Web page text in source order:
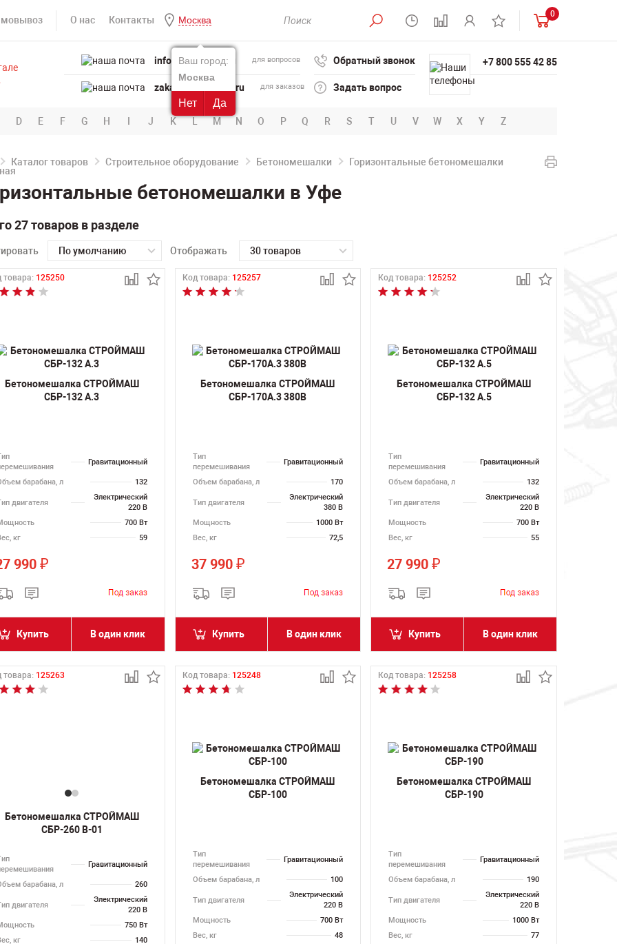
О нас Контакты Москва
Ваш город:
Москва
Нет Да
0
info@powertool.ru для вопросов
zakaz@powertool.ru для заказов
Обратный звонок
Задать вопрос
+7 800 555 42 85
D E F G H I J K L M N O P Q R S T U V W X Y Z
Каталог товаров Строительное оборудование Бетономешалки Горизонтальные бетономешалки
бетономешалки в Уфе
27 товаров в разделе
По умолчанию Отображать 30 товаров
товара: 125250
Бетономешалка СТРОЙМАШ
СБР-132 А.3
Гравитационный
барабана, л 132
двигателя
Электрический
220 В
700 Вт
кг
59
990 ₽
Купить В один клик
Код товара: 125257
Бетономешалка СТРОЙМАШ
СБР-170А.3 380В
Тип
перемешивания
Гравитационный
Объем барабана, л 170
Тип двигателя
Электрический
380 В
Мощность
1000 Вт
Вес, кг
72,5
37 990 ₽
Купить В один клик
Код товара: 125252
Бетономешалка СТРОЙМАШ
СБР-132 А.5
Тип
перемешивания
Гравитационный
Объем барабана, л 132
Тип двигателя
Электрический
220 В
Мощность
700 Вт
Вес, кг
55
27 990₽
Купить В один клик
товара: 125263
Бетономешалка СТРОЙМАШ
СБР-260 В-01
Гравитационный
барабана, л 260
двигателя
Электрический
220 В
750 Вт
кг
140
Код товара: 125248
Бетономешалка СТРОЙМАШ
СБР-100
Тип
перемешивания
Гравитационный
Объем барабана, л 100
Тип двигателя
Электрический
220 В
Мощность
700 Вт
Вес, кг
48
Код товара: 125258
Бетономешалка СТРОЙМАШ
СБР-190
Тип
перемешивания
Гравитационный
Объем барабана, л 190
Тип двигателя
Электрический
220 В
Мощность
1000 Вт
Вес, кг
77